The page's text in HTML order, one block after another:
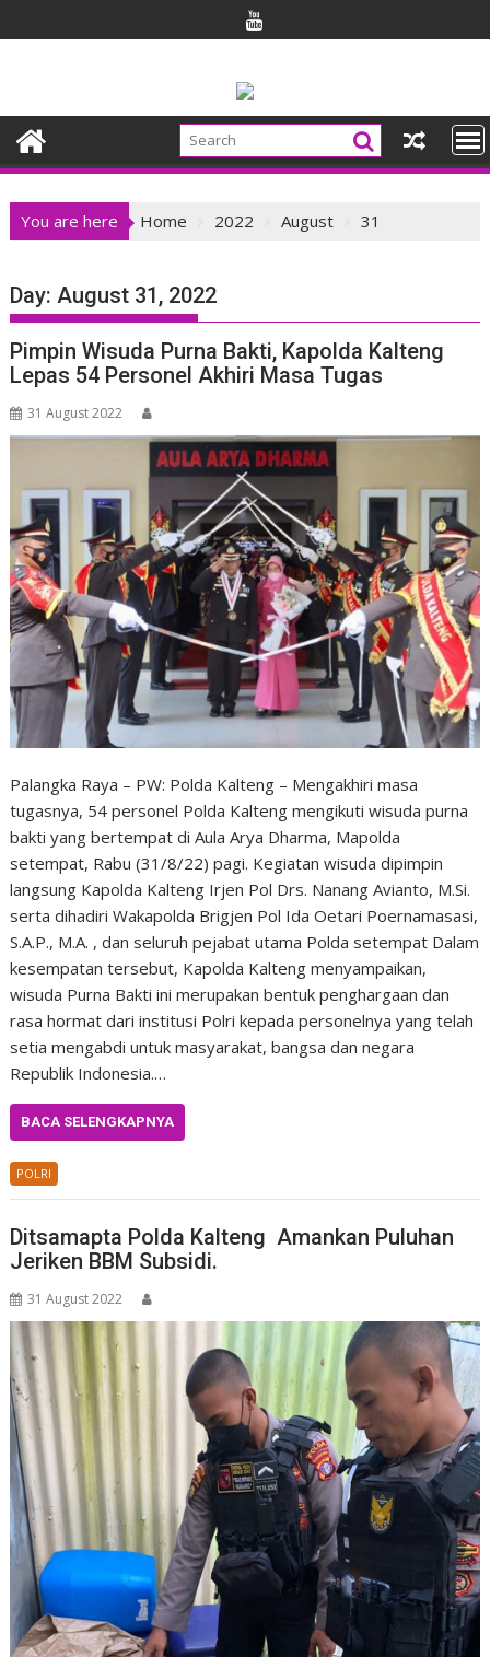
to
You are here Home 2022 August 31
Day:August 31, 2022
Pimpin Wisuda Purna Bakti, Kapolda Kalteng
Lepas 54 Personel Akhiri Masa Tugas
31 August 2022
Palangka Raya – PW: Polda Kalteng – Mengakhiri masa
tugasnya, 54 personel Polda Kalteng mengikuti wisuda purna
bakti yang bertempat di Aula Arya Dharma, Mapolda
setempat, Rabu (31/8/22) pagi. Kegiatan wisuda dipimpin
langsung Kapolda Kalteng Irjen Pol Drs. Nanang Avianto, M.Si.
serta dihadiri Wakapolda Brigjen Pol Ida Oetari Poernamasasi,
S.A.P., M.A. , dan seluruh pejabat utama Polda setempat Dalam
kesempatan tersebut, Kapolda Kalteng menyampaikan,
wisuda Purna Bakti ini merupakan bentuk penghargaan dan
rasa hormat dari institusi Polri kepada personelnya yang telah
setia mengabdi untuk masyarakat, bangsa dan negara
Republik Indonesia.…
BACA SELENGKAPNYA
POLRI
Ditsamapta Polda Kalteng Amankan Puluhan
Jeriken BBM Subsidi.
31 August 2022